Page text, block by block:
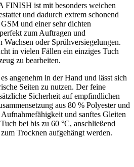
FINISH ist mit besonders weichen
und dadurch extrem schonend
und einer sehr dichten
zum Auftragen und
oder Sprühversiegelungen.
in vielen Fällen ein einziges Tuch
zu bearbeiten.
angenehm in der Hand und lässt sich
Seiten zu nutzen. Der feine
Sicherheit auf empfindlichen
aus 80 % Polyester und
und sanftes Gleiten
bei bis zu 60 °C, anschließend
Trocknen aufgehängt werden.